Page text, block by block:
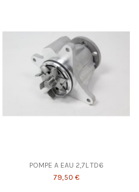
POMPE A EAU 2,7L TD6
79,50 €